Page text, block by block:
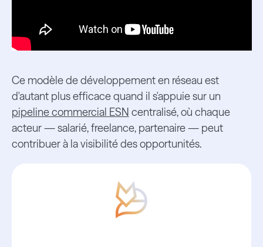
Ce modèle de développement en réseau est
d'autant plus efficace quand il s'appuie sur un
pipeline commercial ESN centralisé, où chaque
acteur — salarié, freelance, partenaire — peut
contribuer à la visibilité des opportunités.